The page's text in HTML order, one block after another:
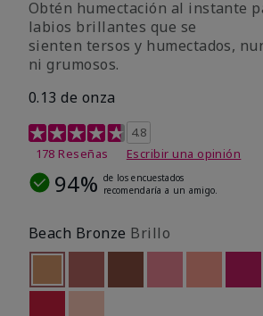
Obtén humectación al instante
labios brillantes que se
sienten tersos y humectados,
ni grumosos.
0.13 de onza
Calificación de clientes de 4,2 de 5
4.8
178 Reseñas
Escribir una opinión
94% de los encuestados
recomendaría a un amigo.
Beach Bronze Brillo
seleccionado
Out of stock